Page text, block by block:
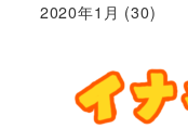
2020年1月 (30)